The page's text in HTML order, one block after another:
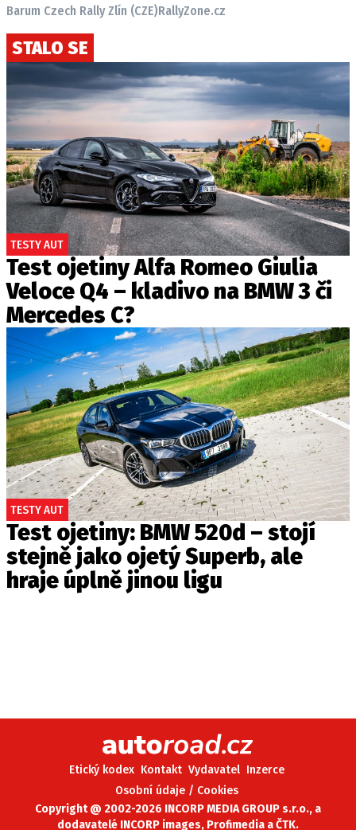
Barum Czech Rally Zlín (CZE)RallyZone.cz
STALO SE
TESTY AUT
Test ojetiny Alfa Romeo Giulia
Veloce Q4 – kladivo na BMW 3 či
Mercedes C?
TESTY AUT
Test ojetiny: BMW 520d – stojí
stejně jako ojetý Superb, ale
hraje úplně jinou ligu
Etický kodex Kontakt Vydavatel Inzerce
Osobní údaje / Cookies
Copyright @ 2002-2026 INCORP MEDIA GROUP s.r.o., a
dodavatelé INCORP images, Profimedia a ČTK.